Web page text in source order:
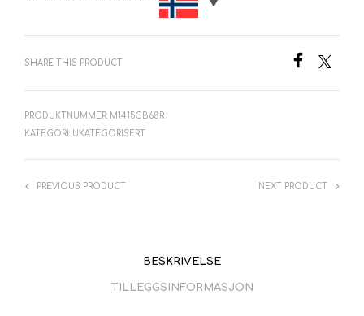
SHARE THIS PRODUCT
PRODUKTNUMMER: M1415GB68R
KATEGORI: UKATEGORISERT
PREVIOUS PRODUCT NEXT PRODUCT
BESKRIVELSE
TILLEGGSINFORMASJON